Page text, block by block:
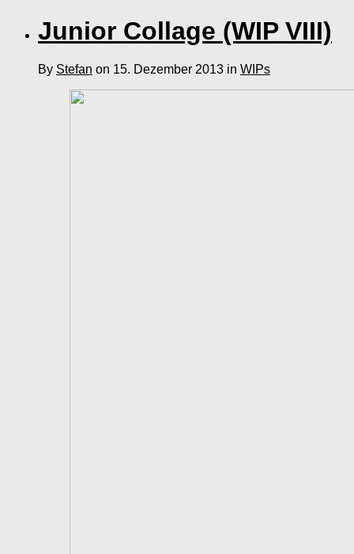
Junior Collage (WIP VIII)
By Stefan on 15. Dezember 2013 in WIPs